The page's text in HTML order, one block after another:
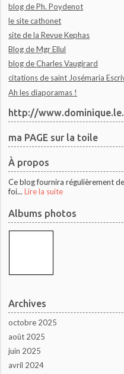
blog de Ph. Poydenot
le site cathonet
site de la Revue Kephas
Blog de Mgr Ellul
blog de Charles Vaugirard
citations de saint Josémaria
Ah les diaporamas !
http://
ma PAGE sur la toile
À propos
Ce blog fournira régulièrement
foi... Lire la suite
Albums photos
Archives
octobre 2025
août 2025
juin 2025
avril 2024